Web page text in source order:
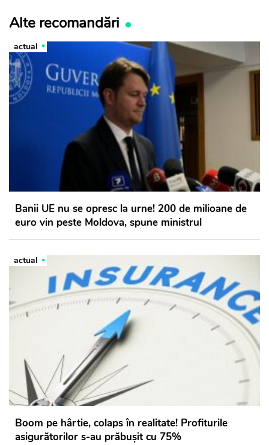
Alte recomandări
actual
Banii UE nu se opresc la urne! 200 de milioane de
euro vin peste Moldova, spune ministrul
actual
Boom pe hârtie, colaps în realitate! Profiturile
asigurătorilor s-au prăbușit cu 75%